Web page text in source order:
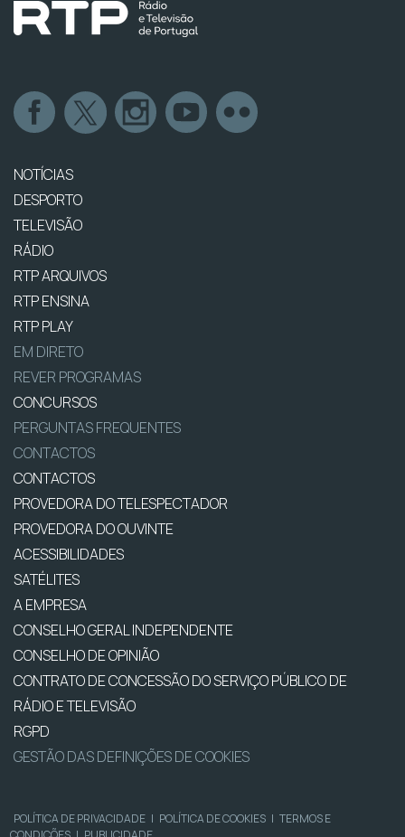
NOTÍCIAS
DESPORTO
TELEVISÃO
RÁDIO
RTP ARQUIVOS
RTP ENSINA
RTP PLAY
EM DIRETO
REVER PROGRAMAS
CONCURSOS
PERGUNTAS FREQUENTES
CONTACTOS
CONTACTOS
PROVEDORA DO TELESPECTADOR
PROVEDORA DO OUVINTE
ACESSIBILIDADES
SATÉLITES
A EMPRESA
CONSELHO GERAL INDEPENDENTE
CONSELHO DE OPINIÃO
CONTRATO DE CONCESSÃO DO SERVIÇO PÚBLICO DE
RÁDIO E TELEVISÃO
RGPD
GESTÃO DAS DEFINIÇÕES DE COOKIES
POLÍTICA DE PRIVACIDADE | POLÍTICA DE COOKIES | TERMOS E